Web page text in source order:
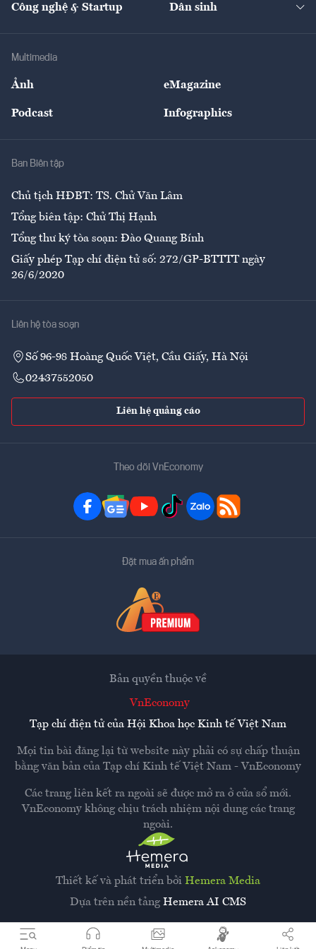
Tư vấn Nông sản
Giải trí
Công nghệ & Startup Dân sinh
Multimedia
Ảnh eMagazine
Podcast Infographics
Ban Biên tập
Chủ tịch HĐBT: TS. Chử Văn Lâm
Tổng biên tập: Chử Thị Hạnh
Tổng thư ký tòa soạn: Đào Quang Bính
Giấy phép Tạp chí điện tử số: 272/GP-BTTTT ngày
26/6/2020
Liên hệ tòa soạn
Số 96-98 Hoàng Quốc Việt, Cầu Giấy, Hà Nội
02437552050
Liên hệ quảng cáo
Theo dõi VnEconomy
Đặt mua ấn phẩm
Thiết kế và phát triển bởi Hemera Media
Dựa trên nền tảng Hemera AI CMS
Bản quyền thuộc về
VnEconomy
Tạp chí điện tử của Hội Khoa học Kinh tế Việt Nam
Mọi tin bài đăng lại từ website này phải có sự chấp thuận
bằng văn bản của Tạp chí Kinh tế Việt Nam - VnEconomy
Các trang liên kết ra ngoài sẽ được mở ra ở cửa sổ mới.
VnEconomy không chịu trách nhiệm nội dung các trang
ngoài.